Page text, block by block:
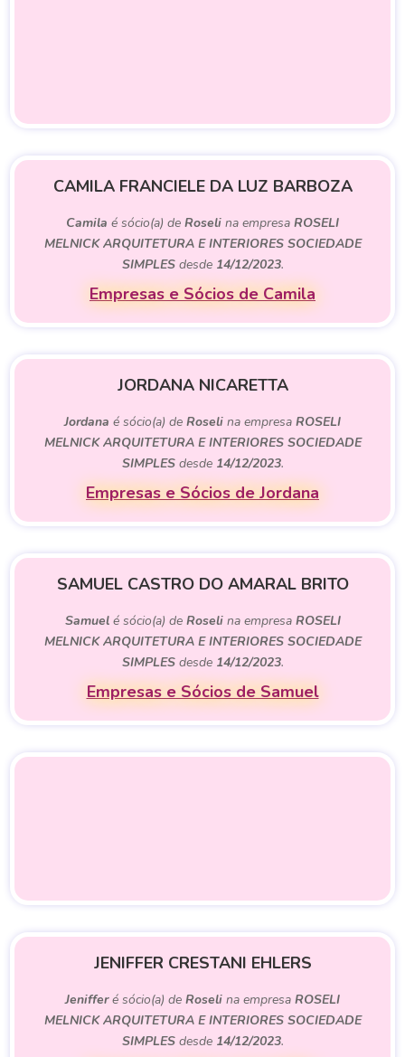
CAMILA FRANCIELE DA LUZ BARBOZA
Camila é sócio(a) de Roseli na empresa ROSELI
MELNICK ARQUITETURA E INTERIORES SOCIEDADE
SIMPLESdesde 14/12/2023.
Empresas e Sócios de Camila
JORDANA NICARETTA
Jordana é sócio(a) de Roseli na empresa ROSELI
MELNICK ARQUITETURA E INTERIORES SOCIEDADE
SIMPLESdesde 14/12/2023.
Empresas e Sócios de Jordana
SAMUEL CASTRO DO AMARAL BRITO
Samuelé sócio(a) de Roselina empresa ROSELI
MELNICK ARQUITETURA E INTERIORES SOCIEDADE
SIMPLESdesde 14/12/2023.
Empresas e Sócios de Samuel
JENIFFER CRESTANI EHLERS
Jenifferé sócio(a) de Roseli na empresa ROSELI
MELNICK ARQUITETURA E INTERIORES SOCIEDADE
SIMPLESdesde 14/12/2023.